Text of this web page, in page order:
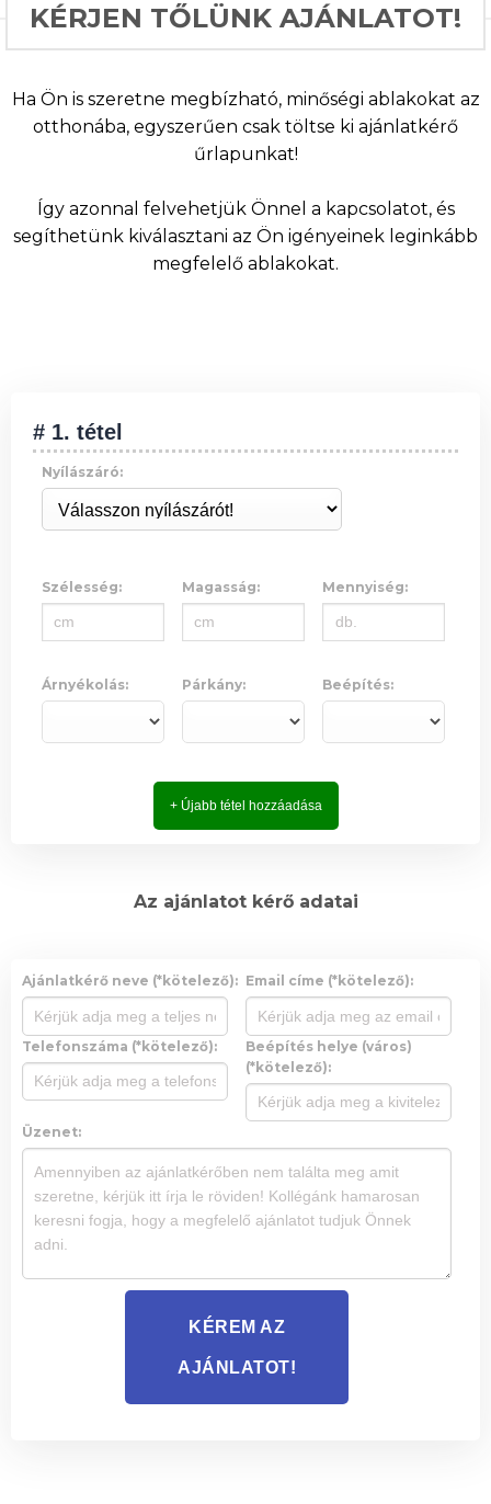
KÉRJEN TŐLÜNK AJÁNLATOT!
Ha Ön is szeretne megbízható, minőségi ablakokat az
otthonába, egyszerűen csak töltse ki ajánlatkérő
űrlapunkat!
Így azonnal felvehetjük Önnel a kapcsolatot, és
segíthetünk kiválasztani az Ön igényeinek leginkább
megfelelő ablakokat.
# 1. tétel
Nyílászáró:
Szélesség: Magasság: Mennyiség:
Árnyékolás: Párkány: Beépítés:
+ Újabb tétel hozzáadása
Az ajánlatot kérő adatai
Ajánlatkérő neve (*kötelező): Email címe (*kötelező):
Telefonszáma (*kötelező):
Beépítés helye (város)
(*kötelező):
Üzenet:
KÉREM AZ
AJÁNLATOT!